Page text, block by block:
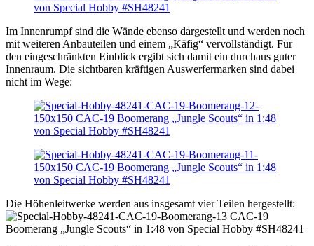
Im Innenrumpf sind die Wände ebenso dargestellt und werden noch
mit weiteren Anbauteilen und einem „Käfig“ vervollständigt. Für
den eingeschränkten Einblick ergibt sich damit ein durchaus guter
Innenraum. Die sichtbaren kräftigen Auswerfermarken sind dabei
nicht im Wege:
Die Höhenleitwerke werden aus insgesamt vier Teilen hergestellt: